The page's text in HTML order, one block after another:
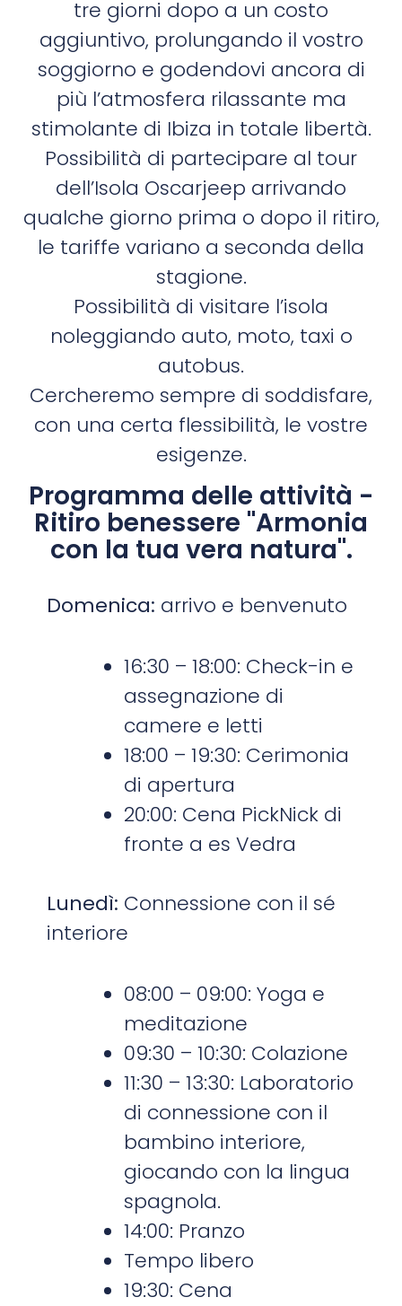
tre giorni dopo a un costo
aggiuntivo, prolungando il vostro
soggiorno e godendovi ancora di
più l’atmosfera rilassante ma
stimolante di Ibiza in totale libertà.
Possibilità di partecipare al tour
dell’Isola Oscarjeep arrivando
qualche giorno prima o dopo il ritiro,
le tariffe variano a seconda della
stagione.
Possibilità di visitare l’isola
noleggiando auto, moto, taxi o
autobus.
Cercheremo sempre di soddisfare,
con una certa flessibilità, le vostre
esigenze.
Programma delle attività -
Ritiro benessere "Armonia
con la tua vera natura".
Domenica: arrivo e benvenuto
16:30 – 18:00: Check-in e
assegnazione di
camere e letti
18:00 – 19:30: Cerimonia
di apertura
20:00: Cena PickNick di
fronte a es Vedra
Lunedì: Connessione con il sé
interiore
08:00 – 09:00: Yoga e
meditazione
09:30 – 10:30: Colazione
11:30 – 13:30: Laboratorio
di connessione con il
bambino interiore,
giocando con la lingua
spagnola.
14:00: Pranzo
Tempo libero
19:30: Cena